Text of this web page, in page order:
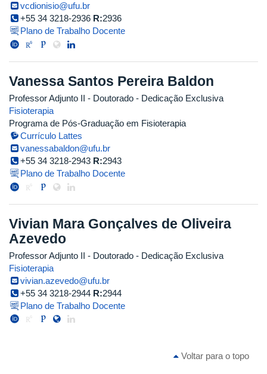
vcdionisio@ufu.br
+55 34 3218-2936 R:2936
Plano de Trabalho Docente
Vanessa Santos Pereira Baldon
Professor Adjunto II - Doutorado - Dedicação Exclusiva
Fisioterapia
Programa de Pós-Graduação em Fisioterapia
Currículo Lattes
vanessabaldon@ufu.br
+55 34 3218-2943 R:2943
Plano de Trabalho Docente
Vivian Mara Gonçalves de Oliveira
Azevedo
Professor Adjunto II - Doutorado - Dedicação Exclusiva
Fisioterapia
vivian.azevedo@ufu.br
+55 34 3218-2944 R:2944
Plano de Trabalho Docente
Voltar para o topo